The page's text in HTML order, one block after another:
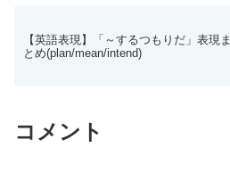
【英語表現】「～するつもりだ」表現ま
とめ(plan/mean/intend)
コメント